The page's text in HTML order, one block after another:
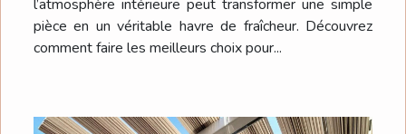
l’atmosphère intérieure peut transformer une simple
pièce en un véritable havre de fraîcheur. Découvrez
comment faire les meilleurs choix pour...